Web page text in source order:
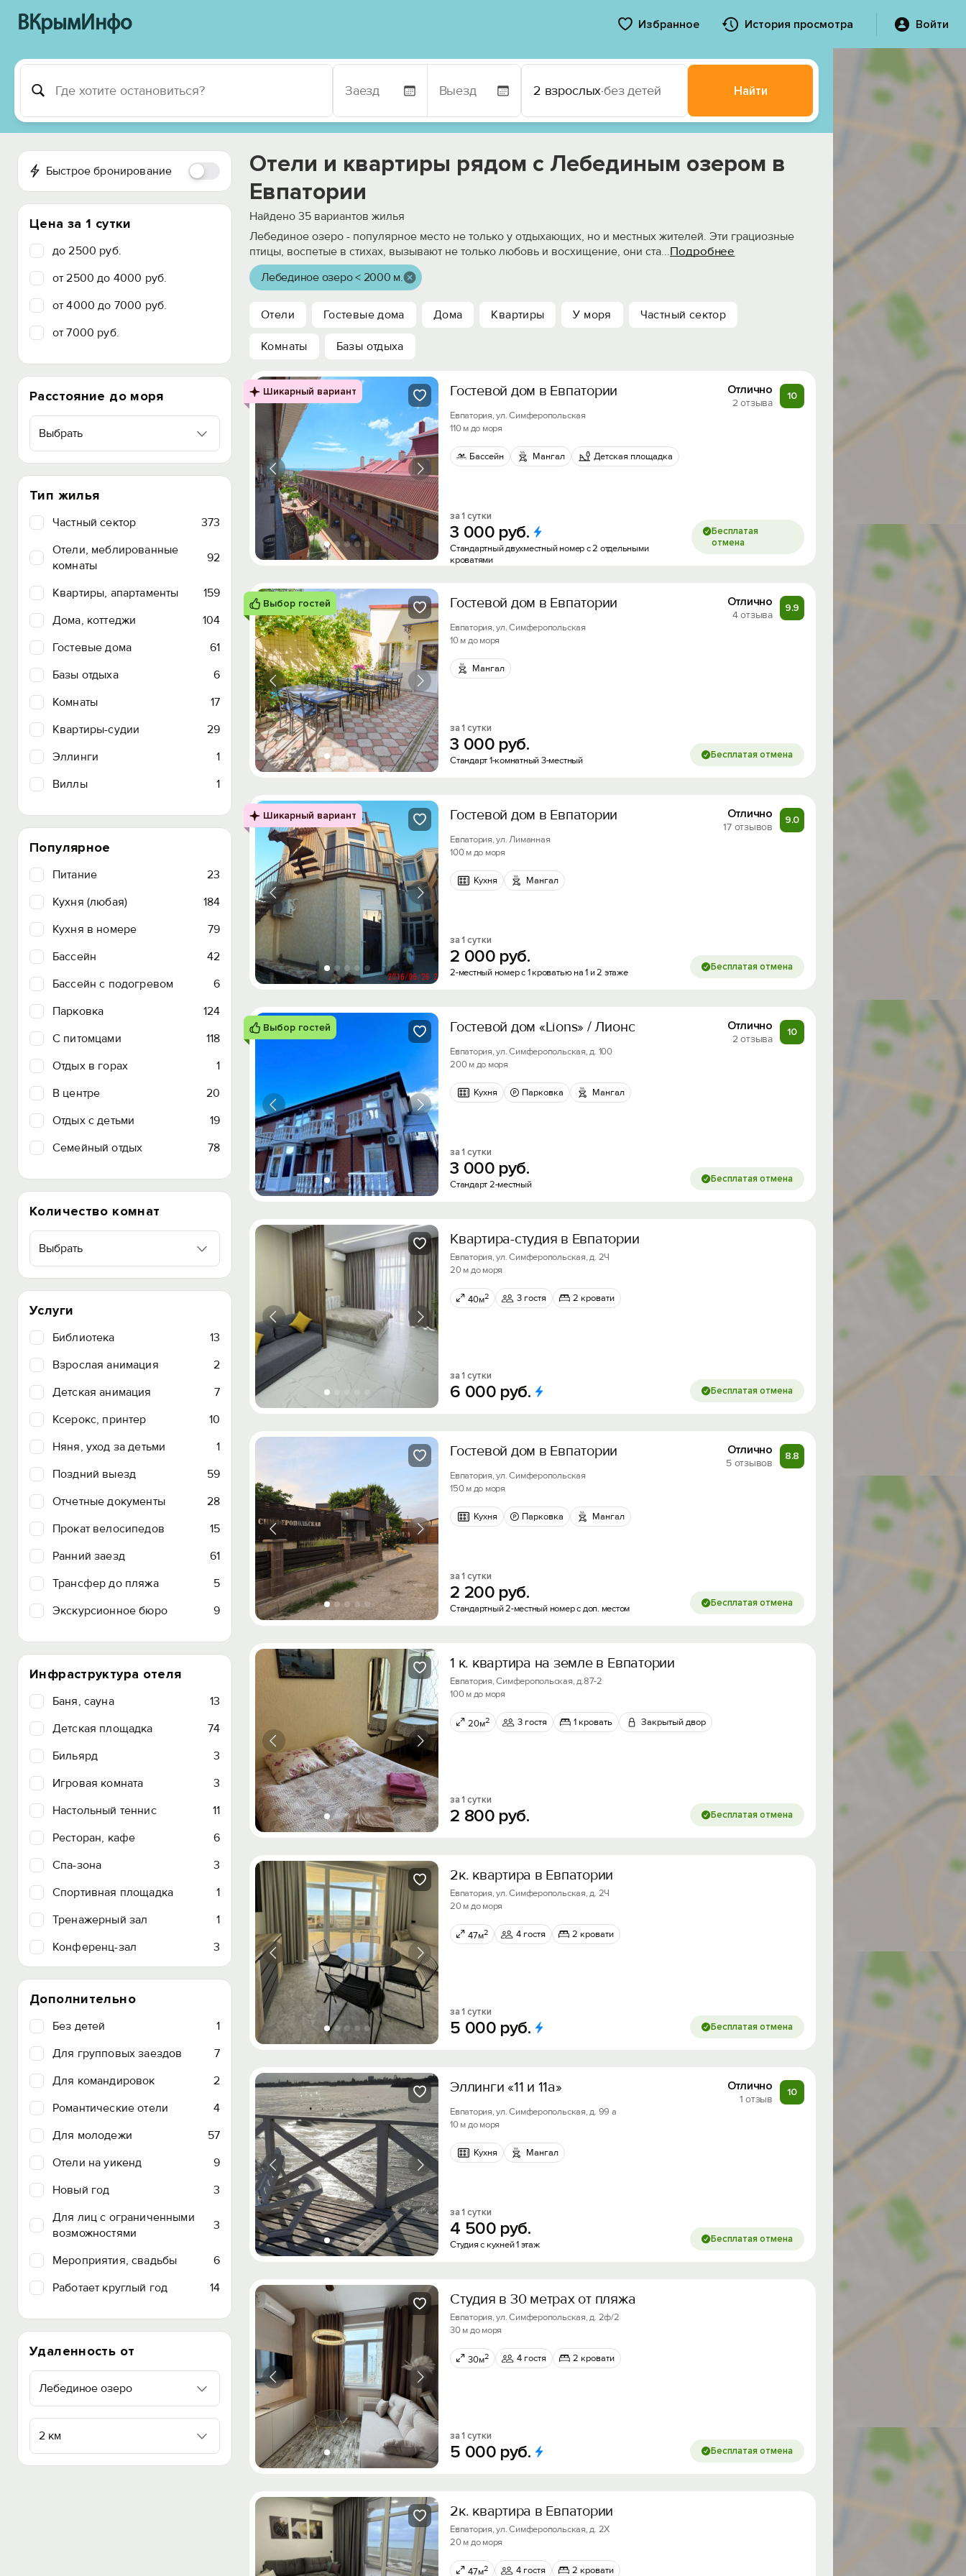
ВКрымИнфо Избранное История просмотра Войти
2 взрослых·без детей Найти
Быстрое бронирование
Цена за 1 сутки
до 2500 руб.
от 2500 до 4000 руб.
от 4000 до 7000 руб.
от 7000 руб.
Расстояние до моря
Выбрать
Тип жилья
Частный сектор
373
Отели, меблированные
комнаты
92
Квартиры, апартаменты
159
Дома, коттеджи
104
Гостевые дома
61
Базы отдыха
6
Комнаты
17
Квартиры-судии
29
Эллинги
1
Виллы
1
Популярное
Питание
23
Кухня (любая)
184
Кухня в номере
79
Бассейн
42
Бассейн с подогревом
6
Парковка
124
C питомцами
118
Отдых в горах
1
В центре
20
Отдых с детьми
19
Семейный отдых
78
Количество комнат
Выбрать
Услуги
Библиотека
13
Взрослая анимация
2
Детская анимация
7
Ксерокс, принтер
10
Няня, уход за детьми
1
Поздний выезд
59
Отчетные документы
28
Прокат велосипедов
15
Ранний заезд
61
Трансфер до пляжа
5
Экскурсионное бюро
9
Инфраструктура отеля
Баня, сауна
13
Детская площадка
74
Бильярд
3
Игровая комната
3
Настольный теннис
11
Ресторан, кафе
6
Спа-зона
3
Спортивная площадка
1
Тренажерный зал
1
Конференц-зал
3
Дополнительно
Без детей
1
Для групповых заездов
7
Для командировок
2
Романтические отели
4
Для молодежи
57
Отели на уикенд
9
Новый год
3
Для лиц с ограниченными
возможностями
3
Мероприятия, свадьбы
6
Работает круглый год
14
Удаленность от
Лебединое озеро
2 км
Отели и квартиры рядом с Лебединым озером в
Евпатории
Найдено 35 вариантов жилья
Лебединое озеро - популярное место не только у отдыхающих, но и местных жителей. Эти грациозные
птицы, воспетые в стихах, вызывают не только любовь и восхищение, они ста...Подробнее
Лебединое озеро < 2000 м.
Отели Гостевые дома Дома Квартиры У моря Частный сектор
Комнаты Базы отдыха
Шикарный вариант Гостевой дом в Евпатории Отлично
2 отзыва
10
Евпатория, ул. Симферопольская
110 м до моря
Бассейн Мангал Детская площадка
за 1 сутки
3 000 руб.
Стандартный двухместный номер с 2 отдельными
кроватями
Бесплатая
отмена
Выбор гостей Гостевой дом в Евпатории Отлично
4 отзыва
9.9
Евпатория, ул. Симферопольская
10 м до моря
Мангал
за 1 сутки
3 000 руб.
Стандарт 1-комнатный 3-местный Бесплатая отмена
Шикарный вариант Гостевой дом в Евпатории Отлично
17 отзывов
9.0
Евпатория, ул. Лиманная
100 м до моря
Кухня Мангал
за 1 сутки
2 000 руб.
2-местный номер с 1 кроватью на 1 и 2 этаже Бесплатая отмена
Выбор гостей Гостевой дом «Lions» / Лионс Отлично
2 отзыва
10
Евпатория, ул. Симферопольская, д. 100
200 м до моря
Кухня Парковка Мангал
за 1 сутки
3 000 руб.
Стандарт 2-местный Бесплатая отмена
Квартира-студия в Евпатории
Евпатория, ул. Симферопольская, д. 2Ч
20 м до моря
40м2 3 гостя 2 кровати
за 1 сутки
6 000 руб. Бесплатая отмена
Гостевой дом в Евпатории Отлично
5 отзывов
8.8
Евпатория, ул. Симферопольская
150 м до моря
Кухня Парковка Мангал
за 1 сутки
2 200 руб.
Стандартный 2-местный номер с доп. местом Бесплатая отмена
1 к. квартира на земле в Евпатории
Евпатория, Симферопольская, д.87-2
100 м до моря
20м2 3 гостя 1 кровать Закрытый двор
за 1 сутки
2 800 руб. Бесплатая отмена
2к. квартира в Евпатории
Евпатория, ул. Симферопольская, д. 2Ч
20 м до моря
47м2 4 гостя 2 кровати
за 1 сутки
5 000 руб. Бесплатая отмена
Эллинги «11 и 11а» Отлично
1 отзыв
10
Евпатория, ул. Симферопольская, д. 99 а
10 м до моря
Кухня Мангал
за 1 сутки
4 500 руб.
Студия с кухней 1 этаж Бесплатая отмена
Студия в 30 метрах от пляжа
Евпатория, ул. Симферопольская, д. 2ф/2
30 м до моря
30м2 4 гостя 2 кровати
за 1 сутки
5 000 руб. Бесплатая отмена
2к. квартира в Евпатории
Евпатория, ул. Симферопольская, д. 2Х
20 м до моря
47м2 4 гостя 2 кровати
Скидка −5%
Хочешь дешевле? Оставь почту и получи промокод на
первое бронирование!
Вход на сайт
Войти илиЗарегистрироваться
Войти